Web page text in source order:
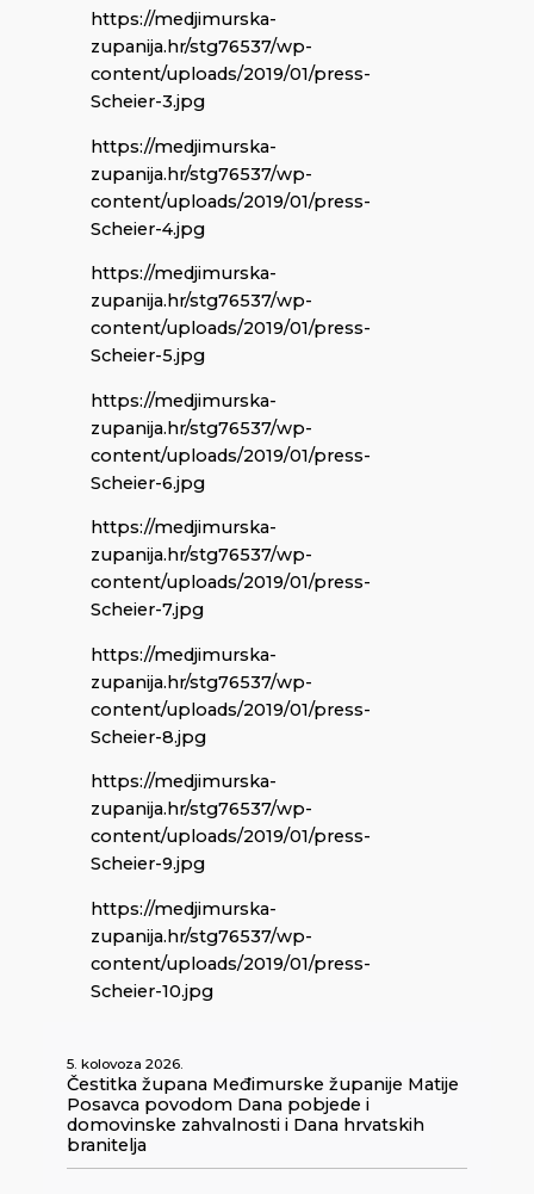
https://medjimurska-
zupanija.hr/stg76537/wp-
content/uploads/2019/01/press-
Scheier-3.jpg
https://medjimurska-
zupanija.hr/stg76537/wp-
content/uploads/2019/01/press-
Scheier-4.jpg
https://medjimurska-
zupanija.hr/stg76537/wp-
content/uploads/2019/01/press-
Scheier-5.jpg
https://medjimurska-
zupanija.hr/stg76537/wp-
content/uploads/2019/01/press-
Scheier-6.jpg
https://medjimurska-
zupanija.hr/stg76537/wp-
content/uploads/2019/01/press-
Scheier-7.jpg
https://medjimurska-
zupanija.hr/stg76537/wp-
content/uploads/2019/01/press-
Scheier-8.jpg
https://medjimurska-
zupanija.hr/stg76537/wp-
content/uploads/2019/01/press-
Scheier-9.jpg
https://medjimurska-
zupanija.hr/stg76537/wp-
content/uploads/2019/01/press-
Scheier-10.jpg
5. kolovoza 2026.
Čestitka župana Međimurske županije Matije
Posavca povodom Dana pobjede i
domovinske zahvalnosti i Dana hrvatskih
branitelja